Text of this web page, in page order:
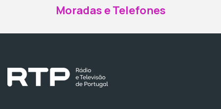
Moradas e Telefones